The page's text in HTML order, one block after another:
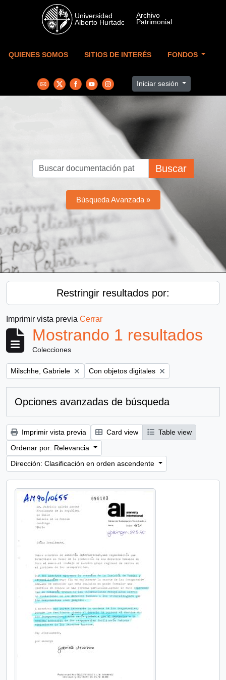
Skip to main content
QUIENES SOMOS SITIOS DE INTERÉS FONDOS
Iniciar sesión
Buscar
Búsqueda Avanzada »
Restringir resultados por:
Imprimir vista previa Cerrar
Mostrando 1 resultados
Colecciones
Remove filter:
Milschhe, Gabriele Remove filter:
Con objetos digitales
Opciones avanzadas de búsqueda
Imprimir vista previa Card view
Table view
Ordenar por: Relevancia
Dirección: Clasificación en orden ascendente